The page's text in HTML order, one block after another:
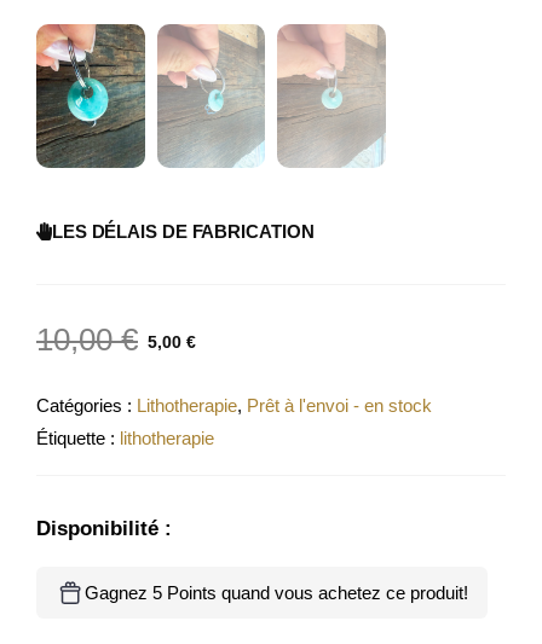
LES DÉLAIS DE FABRICATION
10,00€ 5,00 €
Catégories : Lithotherapie, Prêt à l'envoi - en stock
Étiquette : lithotherapie
Disponibilité :
Gagnez 5 Points quand vous achetez ce produit!